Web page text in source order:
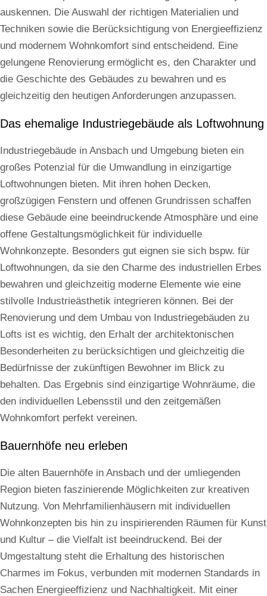
auskennen. Die Auswahl der richtigen Materialien und
Techniken sowie die Berücksichtigung von Energieeffizienz
und modernem Wohnkomfort sind entscheidend. Eine
gelungene Renovierung ermöglicht es, den Charakter und
die Geschichte des Gebäudes zu bewahren und es
gleichzeitig den heutigen Anforderungen anzupassen.
Das ehemalige Industriegebäude als Loftwohnung
Industriegebäude in Ansbach und Umgebung bieten ein
großes Potenzial für die Umwandlung in einzigartige
Loftwohnungen bieten. Mit ihren hohen Decken,
großzügigen Fenstern und offenen Grundrissen schaffen
diese Gebäude eine beeindruckende Atmosphäre und eine
offene Gestaltungsmöglichkeit für individuelle
Wohnkonzepte. Besonders gut eignen sie sich bspw. für
Loftwohnungen, da sie den Charme des industriellen Erbes
bewahren und gleichzeitig moderne Elemente wie eine
stilvolle Industrieästhetik integrieren können. Bei der
Renovierung und dem Umbau von Industriegebäuden zu
Lofts ist es wichtig, den Erhalt der architektonischen
Besonderheiten zu berücksichtigen und gleichzeitig die
Bedürfnisse der zukünftigen Bewohner im Blick zu
behalten. Das Ergebnis sind einzigartige Wohnräume, die
den individuellen Lebensstil und den zeitgemäßen
Wohnkomfort perfekt vereinen.
Bauernhöfe neu erleben
Die alten Bauernhöfe in Ansbach und der umliegenden
Region bieten faszinierende Möglichkeiten zur kreativen
Nutzung. Von Mehrfamilienhäusern mit individuellen
Wohnkonzepten bis hin zu inspirierenden Räumen für Kunst
und Kultur – die Vielfalt ist beeindruckend. Bei der
Umgestaltung steht die Erhaltung des historischen
Charmes im Fokus, verbunden mit modernen Standards in
Sachen Energieeffizienz und Nachhaltigkeit. Mit einer